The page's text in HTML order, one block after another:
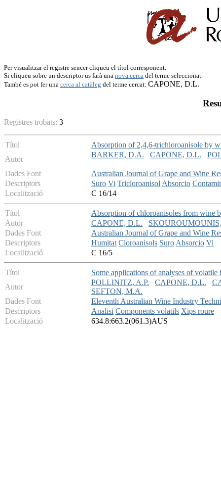
Per visualitzar el registre sencer cliqueu el títol corresponent.
Si cliqueu sobre un descriptor us farà una nova cerca del terme seleccionat.
També es pot fer una cerca al catàleg del terme cercat: CAPONE, D.L.
Registres trobats: 3
Títol
Absorption of 2,4,6-trichloroanisole by
Autor
BARKER, D.A. CAPONE, D.L.
Dades Font
Australian Journal of Grape and Wine
Descriptors
Suro Vi TricloroanisolAbsorcio
Localització
C 16/14
Títol
Absorption of chloroanisoles from wine
Autor
CAPONE, D.L.
Dades Font
Australian Journal of Grape and Wine
Descriptors
Humitat Cloroanisols SuroAbsorcio Vi
Localització
C 16/5
Títol
Some applications of analyses of
Autor
POLLINITZ, A.P. CAPONE, D.L.
SEFTON, M.A.
Dades Font
Eleventh Australian Wine Industry
Descriptors
Analisi Components volatils Xips roure
Localització
634.8:663.2(061.3)AUS